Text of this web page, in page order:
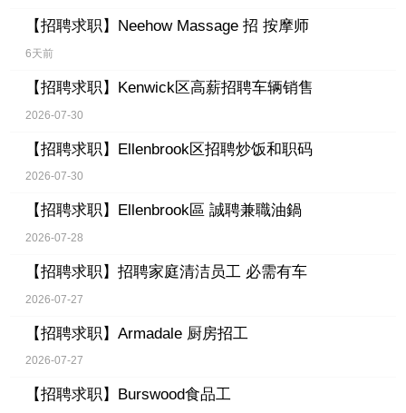
【招聘求职】 Neehow Massage 招 按摩师
6天前
【招聘求职】 Kenwick区高薪招聘车辆销售
2026-07-30
【招聘求职】 Ellenbrook区招聘炒饭和职码
2026-07-30
【招聘求职】 Ellenbrook區 誠聘兼職油鍋
2026-07-28
【招聘求职】 招聘家庭清洁员工 必需有车
2026-07-27
【招聘求职】 Armadale 厨房招工
2026-07-27
【招聘求职】 Burswood食品工